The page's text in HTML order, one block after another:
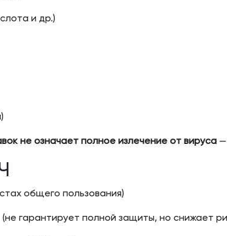
и др.)
не означает полное излечение от вируса
общего пользования)
гарантирует полной защиты, но снижает